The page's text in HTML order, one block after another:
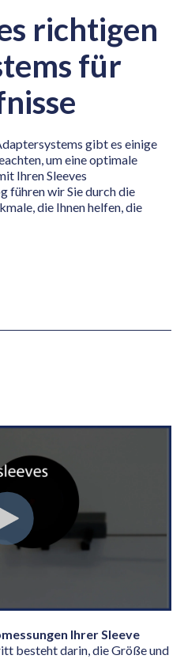
richtigen
für
gibt es einige
um eine optimale
Ihren Sleeves
führen wir Sie durch die
die Ihnen helfen, die
Ihrer Sleeve
besteht darin, die Größe und